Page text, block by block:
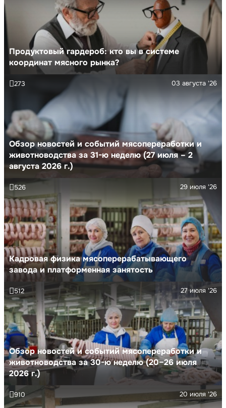
Продуктовый гардероб: кто вы в системе
координат мясного рынка?
Обзор новостей и событий мясопереработки и
животноводства за 31-ю неделю (27 июля – 2
августа 2026 г.)
03 августа '26
273
Кадровая физика мясоперерабатывающего
завода и платформенная занятость
29 июля '26
526
Обзор новостей и событий мясопереработки и
животноводства за 30-ю неделю (20–26 июля
2026 г.)
27 июля '26
512
20 июля '26
910